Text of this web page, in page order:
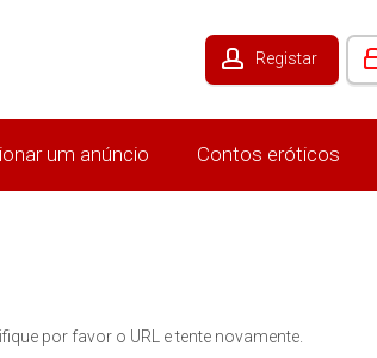
Registar
um anúncio Contos eróticos
por favor o URL e tente novamente.